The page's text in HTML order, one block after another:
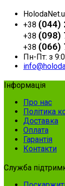
+38 (044)
+38 (098)
+38 (066)
Пн-Пт: з
Інформація
Про нас
Політика
Доставка
Оплата
Гарантія
Контакти
Служба